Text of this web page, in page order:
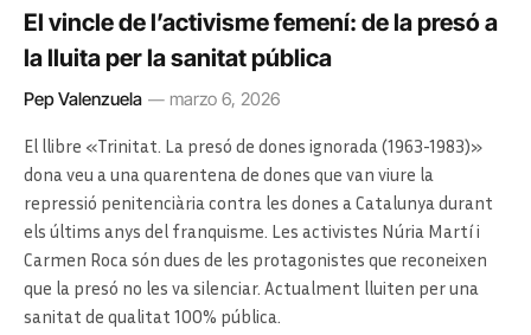
El vincle de l’activisme femení: de la presó a
la lluita per la sanitat pública
Pep Valenzuela marzo 6, 2026
El llibre «Trinitat. La presó de dones ignorada (1963-1983)»
dona veu a una quarentena de dones que van viure la
repressió penitenciària contra les dones a Catalunya durant
els últims anys del franquisme. Les activistes Núria Martí i
Carmen Roca són dues de les protagonistes que reconeixen
que la presó no les va silenciar. Actualment lluiten per una
sanitat de qualitat 100% pública.